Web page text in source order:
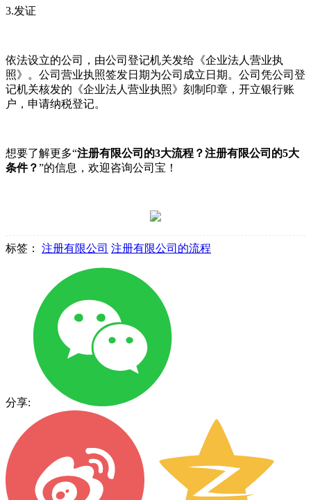
3.发证
依法设立的公司，由公司登记机关发给《企业法人营业执
照》。公司营业执照签发日期为公司成立日期。公司凭公司登
记机关核发的《企业法人营业执照》刻制印章，开立银行账
户，申请纳税登记。
想要了解更多“注册有限公司的3大流程？注册有限公司的5大
条件？”的信息，欢迎咨询公司宝！
标签： 注册有限公司 注册有限公司的流程
分享: